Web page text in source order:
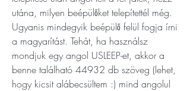
utána, milyen beépülőket telepítettél még.
Ugyanis mindegyik beépülő felül fogja írni
a magyarítást. Tehát, ha használsz
mondjuk egy angol USLEEP-et, akkor a
benne található 44932 db szöveg (lehet,
hogy kicsit alábecsültem :) mind angolul